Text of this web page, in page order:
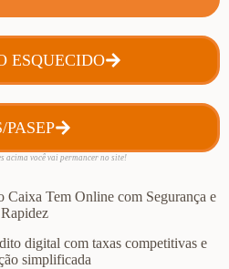
ESQUECIDO
PASEP
acima você vai permancer no site!
Tem Online com Segurança e
Rapidez
digital com taxas competitivas e
simplificada